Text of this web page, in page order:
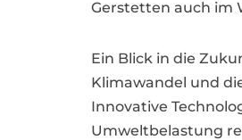
Gerstetten auch im
Ein Blick in die
Klimawandel und
Innovative
Umweltbelastung